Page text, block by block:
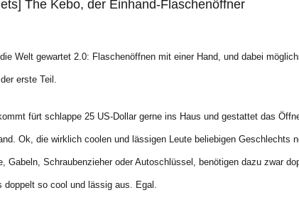
Welt gewartet 2.0: Flaschenöffnen mit einer Hand, und dabei
erste Teil.
fürt schlappe 25 US-Dollar gerne ins Haus und gestattet das
Ok, die wirklich coolen und lässigen Leute beliebigen Geschlechts
Gabeln, Schraubenzieher oder Autoschlüssel, benötigen dazu zwar
doppelt so cool und lässig aus. Egal.